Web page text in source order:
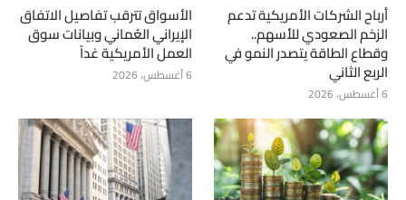
أرباح الشركات الأمريكية تدعم
الزخم الصعودي للأسهم..
وقطاع الطاقة يتصدر النمو في
الربع الثاني
6 أغسطس، 2026
الأسواق تترقب تفاصيل الاتفاق
الإيراني العُماني وبيانات سوق
العمل الأمريكية غداً
6 أغسطس، 2026